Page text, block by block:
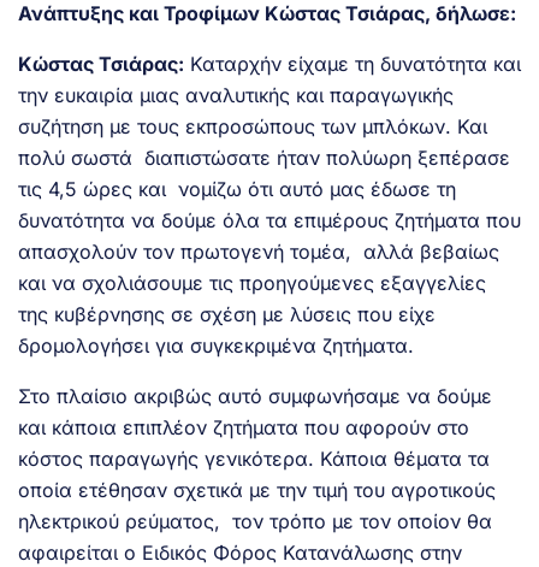
Ανάπτυξης και Τροφίμων Κώστας Τσιάρας, δήλωσε:
Κώστας Τσιάρας: Καταρχήν είχαμε τη δυνατότητα και
την ευκαιρία μιας αναλυτικής και παραγωγικής
συζήτηση με τους εκπροσώπους των μπλόκων. Και
πολύ σωστά διαπιστώσατε ήταν πολύωρη ξεπέρασε
τις 4,5 ώρες και νομίζω ότι αυτό μας έδωσε τη
δυνατότητα να δούμε όλα τα επιμέρους ζητήματα που
απασχολούν τον πρωτογενή τομέα, αλλά βεβαίως
και να σχολιάσουμε τις προηγούμενες εξαγγελίες
της κυβέρνησης σε σχέση με λύσεις που είχε
δρομολογήσει για συγκεκριμένα ζητήματα.
Στο πλαίσιο ακριβώς αυτό συμφωνήσαμε να δούμε
και κάποια επιπλέον ζητήματα που αφορούν στο
κόστος παραγωγής γενικότερα. Κάποια θέματα τα
οποία ετέθησαν σχετικά με την τιμή του αγροτικούς
ηλεκτρικού ρεύματος, τον τρόπο με τον οποίον θα
αφαιρείται ο Ειδικός Φόρος Κατανάλωσης στην